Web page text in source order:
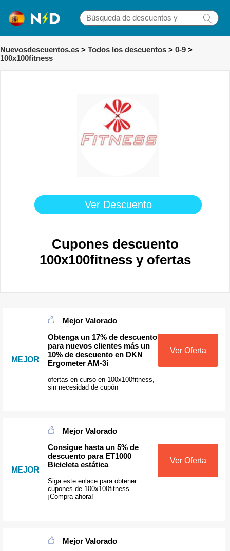
Nuevosdescuentos.es > Todos los descuentos > 0-9 >
100x100fitness
Ver Descuento
Cupones descuento
100x100fitness y ofertas
MEJOR
Mejor Valorado
Obtenga un 17% de descuento
para nuevos clientes más un
10% de descuento en DKN
Ergometer AM-3i
ofertas en curso en 100x100fitness,
sin necesidad de cupón
Ver Oferta
MEJOR
Mejor Valorado
Consigue hasta un 5% de
descuento para ET1000
Bicicleta estática
Siga este enlace para obtener
cupones de 100x100fitness.
¡Compra ahora!
Ver Oferta
Mejor Valorado